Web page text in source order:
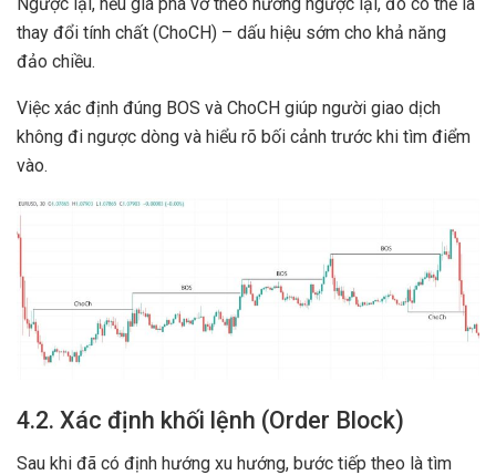
Ngược lại, nếu giá phá vỡ theo hướng ngược lại, đó có thể là
thay đổi tính chất (ChoCH) – dấu hiệu sớm cho khả năng
đảo chiều.
Việc xác định đúng BOS và ChoCH giúp người giao dịch
không đi ngược dòng và hiểu rõ bối cảnh trước khi tìm điểm
vào.
4.2. Xác định khối lệnh (Order Block)
Sau khi đã có định hướng xu hướng, bước tiếp theo là tìm